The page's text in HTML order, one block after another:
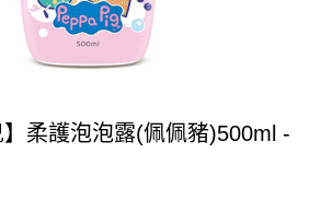
】柔護泡泡露(佩佩豬)500ml -